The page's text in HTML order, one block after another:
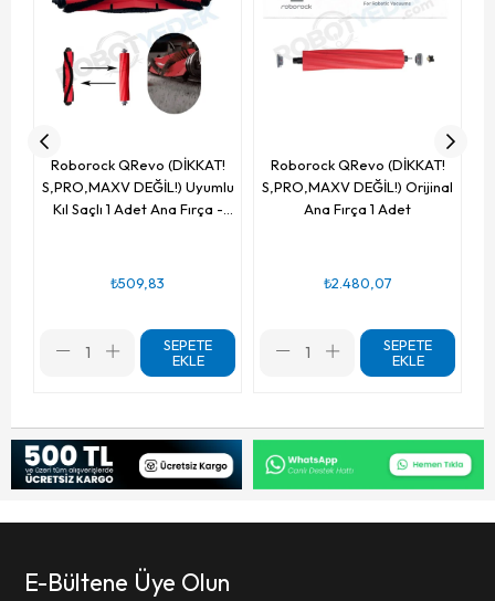
Roborock QRevo (DİKKAT!
S,PRO,MAXV DEĞİL!) Uyumlu
Kıl Saçlı 1 Adet Ana Fırça -
₺509,83
SEPETE
EKLE
Roborock QRevo (DİKKAT!
S,PRO,MAXV DEĞİL!) Orijinal
Ana Fırça 1 Adet
₺2.480,07
SEPETE
EKLE
E-Bültene Üye Olun